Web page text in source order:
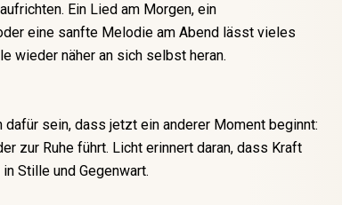
Ein Lied am Morgen, ein
eine sanfte Melodie am Abend lässt vieles
wieder näher an sich selbst heran.
sein, dass jetzt ein anderer Moment beginnt:
zur Ruhe führt. Licht erinnert daran, dass Kraft
Stille und Gegenwart.